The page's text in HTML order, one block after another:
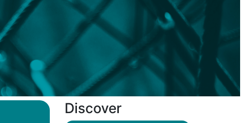
Discover